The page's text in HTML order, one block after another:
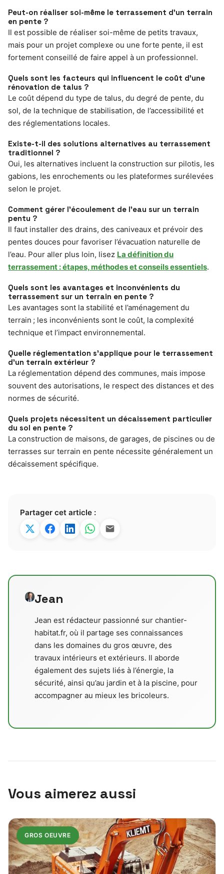
Peut-on réaliser soi-même le terrassement d’un terrain
en pente ?
Il est possible de réaliser soi-même de petits travaux,
mais pour un projet complexe ou une forte pente, il est
fortement conseillé de faire appel à un professionnel.
Quels sont les facteurs qui influencent le coût d’une
rénovation de talus ?
Le coût dépend du type de talus, du degré de pente, du
sol, de la technique de stabilisation, de l’accessibilité et
des réglementations locales.
Existe-t-il des solutions alternatives au terrassement
traditionnel ?
Oui, les alternatives incluent la construction sur pilotis, les
gabions, les enrochements ou les plateformes surélevées
selon le projet.
Comment gérer l’écoulement de l’eau sur un terrain
pentu ?
Il faut installer des drains, des caniveaux et prévoir des
pentes douces pour favoriser l’évacuation naturelle de
l’eau. Pour aller plus loin, lisez La définition du
terrassement : étapes, méthodes et conseils essentiels.
Quels sont les avantages et inconvénients du
terrassement sur un terrain en pente ?
Les avantages sont la stabilité et l’aménagement du
terrain ; les inconvénients sont le coût, la complexité
technique et l’impact environnemental.
Quelle réglementation s’applique pour le terrassement
d’un terrain extérieur ?
La réglementation dépend des communes, mais impose
souvent des autorisations, le respect des distances et des
normes de sécurité.
Quels projets nécessitent un décaissement particulier
du sol en pente ?
La construction de maisons, de garages, de piscines ou de
terrasses sur terrain en pente nécessite généralement un
décaissement spécifique.
Partager cet article :
Jean
Jean est rédacteur passionné sur chantier-
habitat.fr, où il partage ses connaissances
dans les domaines du gros œuvre, des
travaux intérieurs et extérieurs. Il aborde
également des sujets liés à l’énergie, la
sécurité, ainsi qu’au jardin et à la piscine, pour
accompagner au mieux les bricoleurs.
Vous aimerez aussi
GROS OEUVRE